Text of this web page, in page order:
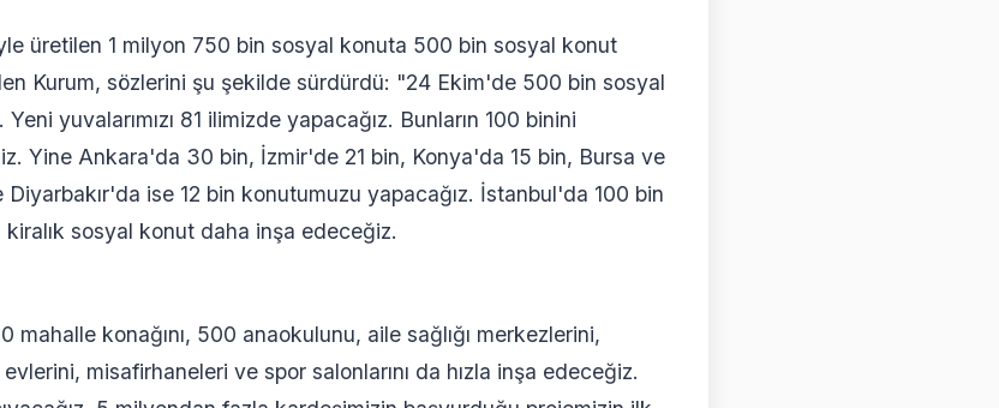
üretilen 1 milyon 750 bin sosyal konuta 500 bin sosyal konut
Kurum, sözlerini şu şekilde sürdürdü: "24 Ekim'de 500 bin sosyal
Yeni yuvalarımızı 81 ilimizde yapacağız. Bunların 100 binini
Yine Ankara'da 30 bin, İzmir'de 21 bin, Konya'da 15 bin, Bursa ve
ise 12 bin konutumuzu yapacağız. İstanbul'da 100 bin
sosyal konut daha inşa edeceğiz.
konağını, 500 anaokulunu, aile sağlığı merkezlerini,
misafirhaneleri ve spor salonlarını da hızla inşa edeceğiz.